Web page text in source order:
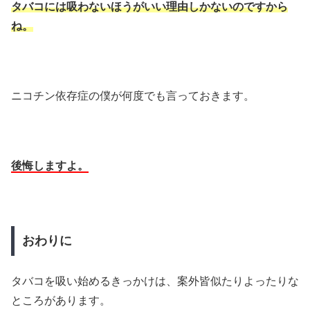
タバコには吸わないほうがいい理由しかないのですから
ね。
ニコチン依存症の僕が何度でも言っておきます。
後悔しますよ。
おわりに
タバコを吸い始めるきっかけは、案外皆似たりよったりな
ところがあります。